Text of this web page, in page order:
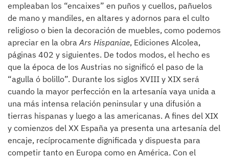
empleaban los “encaixes” en puños y cuellos, pañuelos
de mano y mandiles, en altares y adornos para el culto
religioso o bien la decoración de muebles, como podemos
apreciar en la obraArs Hispaniae, Ediciones Alcolea,
páginas 402 y siguientes. De todos modos, el hecho es
que la época de los Austrias no significó el paso de la
“agulla ó bolillo”. Durante los siglos XVIII y XIX será
cuando la mayor perfección en la artesanía vaya unida a
una más intensa relación peninsular y una difusión a
tierras hispanas y luego a las americanas. A fines del XIX
y comienzos del XX España ya presenta una artesanía del
encaje, recíprocamente dignificada y dispuesta para
competir tanto en Europa como en América. Con el